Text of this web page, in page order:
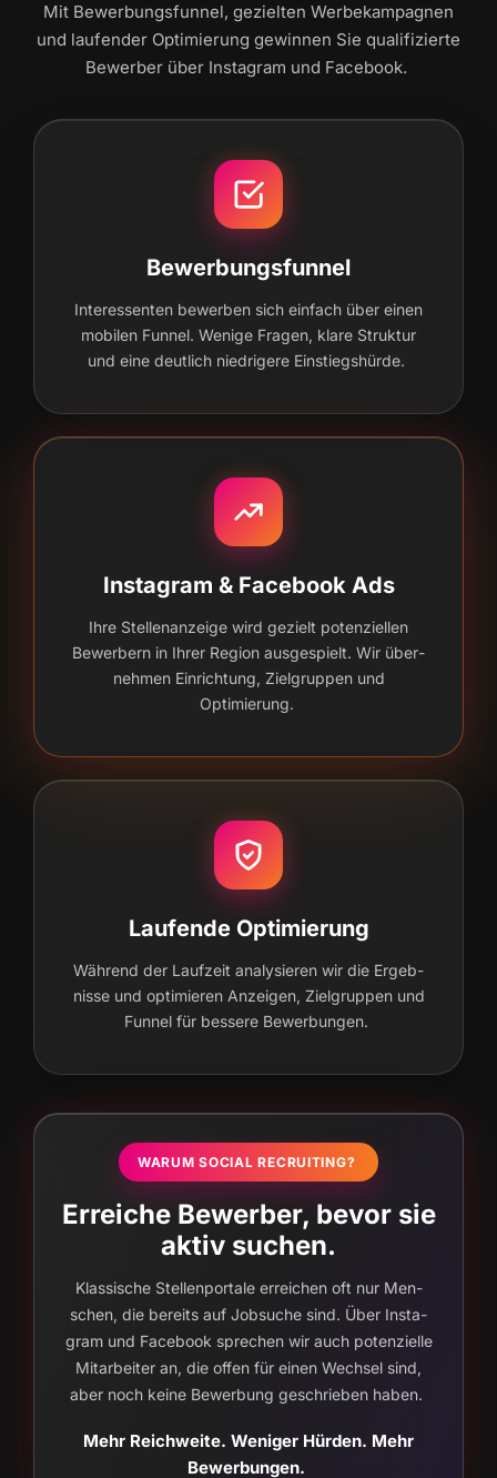
Mit Bewer­bungs­fun­nel, geziel­ten Wer­be­kam­pa­gnen
und lau­fen­der Opti­mie­rung gewin­nen Sie qua­li­fi­zier­te
Bewer­ber über Insta­gram und Facebook.
Bewerbungsfunnel
Inter­es­sen­ten bewer­ben sich ein­fach über einen
mobi­len Fun­nel. Weni­ge Fra­gen, kla­re Struk­tur
und eine deut­lich nied­ri­ge­re Einstiegshürde.
Instagram & Facebook Ads
Ihre Stel­len­an­zei­ge wird gezielt poten­zi­el­len
Bewer­bern in Ihrer Regi­on aus­ge­spielt. Wir über­
neh­men Ein­rich­tung, Ziel­grup­pen und
Optimierung.
Laufende Optimierung
Wäh­rend der Lauf­zeit ana­ly­sie­ren wir die Ergeb­
nis­se und opti­mie­ren Anzei­gen, Ziel­grup­pen und
Fun­nel für bes­se­re Bewerbungen.
WAR­UM SOCIAL RECRUITING?
Erreiche Bewerber, bevor sie
aktiv suchen.
Klas­si­sche Stel­len­por­ta­le errei­chen oft nur Men­
schen, die bereits auf Job­su­che sind. Über Insta­
gram und Face­book spre­chen wir auch poten­zi­el­le
Mit­ar­bei­ter an, die offen für einen Wech­sel sind,
aber noch kei­ne Bewer­bung geschrie­ben haben.
Mehr Reich­wei­te. Weni­ger Hür­den. Mehr
Bewerbungen.